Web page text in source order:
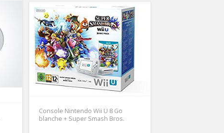
Console Nintendo Wii U 8 Go
blanche + Super Smash Bros.